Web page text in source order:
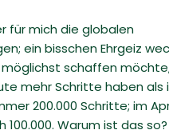
für mich die globalen
ein bisschen Ehrgeiz
möglichst schaffen
mehr Schritte haben als
200.000 Schritte; im
100.000. Warum ist das